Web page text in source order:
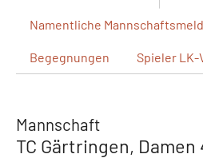
Namentliche
Begegnungen Spieler LK-
Mannschaft
TC Gärtringen, Damen